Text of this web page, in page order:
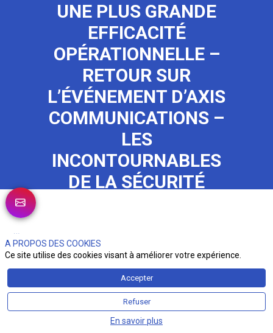
UNE PLUS GRANDE
EFFICACITÉ
OPÉRATIONNELLE –
RETOUR SUR
L’ÉVÉNEMENT D’AXIS
COMMUNICATIONS –
LES
INCONTOURNABLES
DE LA SÉCURITÉ
Publié le24 octobre 2023
A PROPOS DES COOKIES
Ce site utilise des cookies visant à améliorer votre expérience.
Accepter
Refuser
En savoir plus